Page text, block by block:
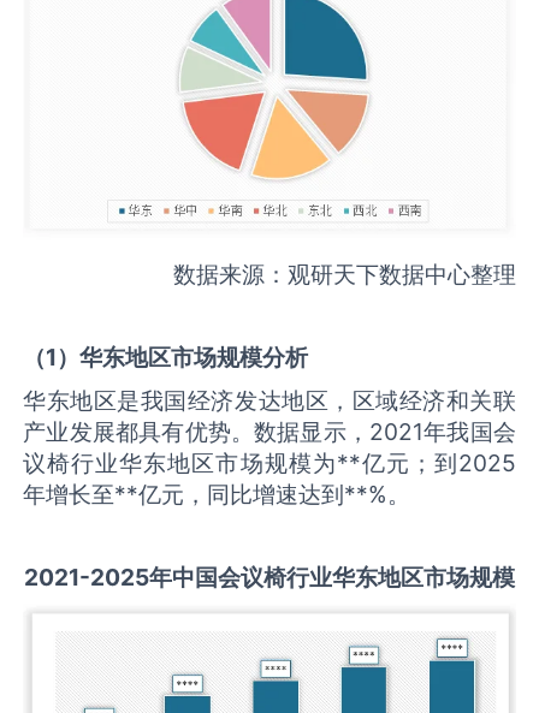
数据来源：观研天下数据中心整理
（1）华东地区市场规模分析
华东地区是我国经济发达地区，区域经济和关联
产业发展都具有优势。数据显示，2021年我国会
议椅行业华东地区市场规模为**亿元；到2025
年增长至**亿元，同比增速达到**%。
2021-2025年中国会议椅行业华东地区市场规模